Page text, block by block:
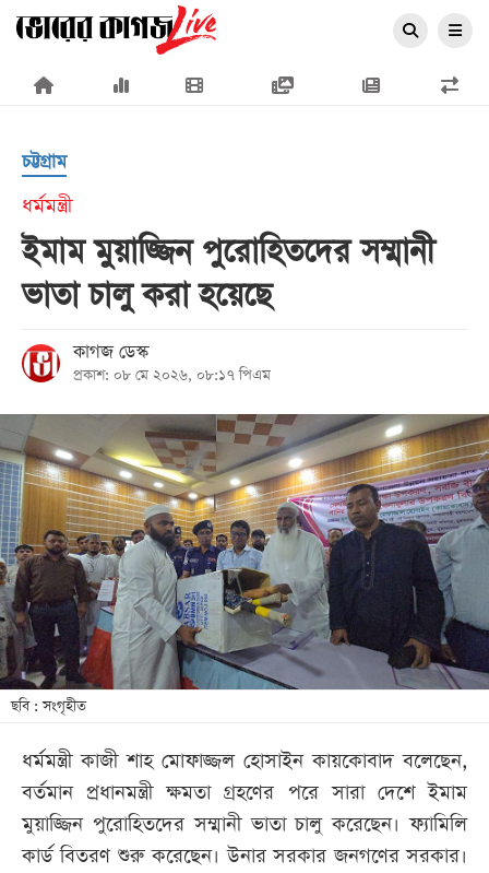
×
প্রচ্ছদ
জাতীয়
রাজনীতি
আন্তর্জাতিক
সারাদেশ
খেলা
বিনোদন
লাইফ
স্টাইল
শিক্ষা
তথ্যপ্রযুক্তি
বিভাগ
ছবি
চট্টগ্রাম
ধর্মমন্ত্রী
ইমাম মুয়াজ্জিন পুরোহিতদের সম্মানী
ভাতা চালু করা হয়েছে
কাগজ ডেস্ক
প্রকাশ: ০৮ মে ২০২৬, ০৮:১৭ পিএম
ছবি : সংগৃহীত
ধর্মমন্ত্রী কাজী শাহ মোফাজ্জল হোসাইন কায়কোবাদ বলেছেন,
বর্তমান প্রধানমন্ত্রী ক্ষমতা গ্রহণের পরে সারা দেশে ইমাম
মুয়াজ্জিন পুরোহিতদের সম্মানী ভাতা চালু করেছেন। ফ্যামিলি
কার্ড বিতরণ শুরু করেছেন। উনার সরকার জনগণের সরকার।